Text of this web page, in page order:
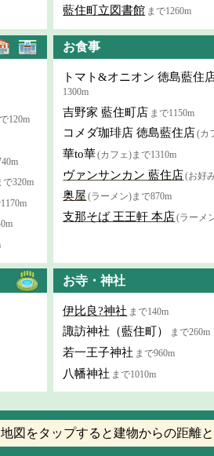
藍住町立図書館 まで1260m
120m
320m
お食事
トマト&オニオン 徳島藍住
1300m
吉野家 藍住町店 まで1150m
コメダ珈琲店 徳島藍住店(カ
華to華(カフェ)まで1310m
ヴァンサンカン 藍住店(お好
奥屋 (ラーメン)まで870m
支那そば 王王軒 本店(ラーメ
お寺・神社
伊比良?神社 まで140m
諏訪神社（藍住町） まで260m
若一王子神社 まで960m
八幡神社 まで1010m
地図をタップすると建物からの距離